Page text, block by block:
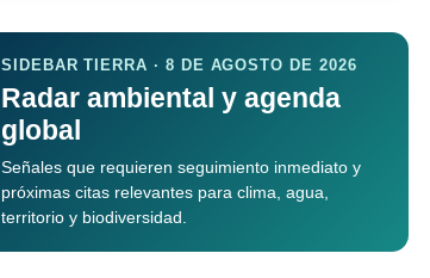
SIDEBAR TIERRA · 8 DE AGOSTO DE 2026
Radar ambiental y agenda
global
Señales que requieren seguimiento inmediato y
próximas citas relevantes para clima, agua,
territorio y biodiversidad.